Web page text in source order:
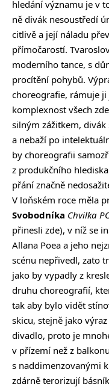
hledání významu je v
ně divák nesoustředí
citlivě a její náladu
přímočarostí.
moderního tance, s
procítění pohybů.
choreografie, rámuje
komplexnost všech
silným zážitkem,
a nebaží po
by choreografii
z produkčního
přání značně
V loňském roce měla
Svobodníka Chvilka
přinesli zde), v níž se
Allana Poea a jeho
scénu nepřivedl, zato
jako by vypadly z
druhu choreografií,
tak aby bylo vidět
skicu, stejně jako
divadlo, proto je
v přízemí než z
s naddimenzovanými
zdárně terorizují